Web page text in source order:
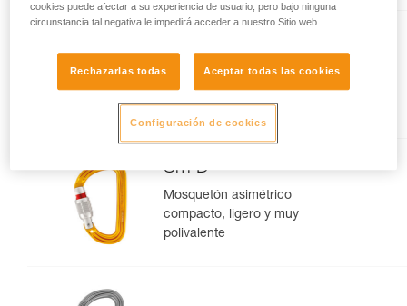
OK
Mosquetón oval ligero
Sm'D
Mosquetón asimétrico
compacto, ligero y muy
polivalente
cookies puede afectar a su experiencia de usuario, pero bajo ninguna
circunstancia tal negativa le impedirá acceder a nuestro Sitio web.
Rechazarlas todas Aceptar todas las cookies
Configuración de cookies